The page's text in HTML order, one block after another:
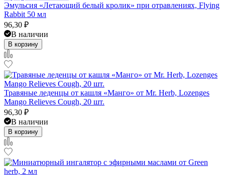
Эмульсия «Летающий белый кролик» при отравлениях, Flying
Rabbit 50 мл
96,30 ₽
В наличии
В корзину
Травяные леденцы от кашля «Манго» от Mr. Herb, Lozenges
Mango Relieves Cough, 20 шт.
96,30 ₽
В наличии
В корзину